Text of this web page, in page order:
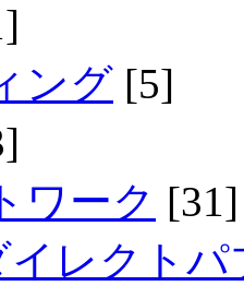
ング [5]
ワーク [31]
イレクト